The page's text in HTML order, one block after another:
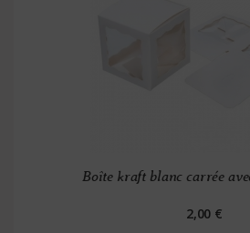
Boîte kraft blanc carrée
2,00 €